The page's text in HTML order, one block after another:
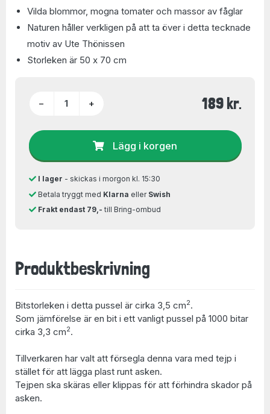
Vilda blommor, mogna tomater och massor av fåglar
Naturen håller verkligen på att ta över i detta tecknade
motiv av Ute Thönissen
Storleken är 50 x 70 cm
− + 189 kr.
Lägg i korgen
I lager - skickas i morgon kl. 15:30
Betala tryggt med Klarna eller Swish
Frakt endast 79,- till Bring-ombud
Produktbeskrivning
Bitstorleken i detta pussel är cirka 3,5 cm2.
Som jämförelse är en bit i ett vanligt pussel på 1000 bitar
cirka 3,3 cm2.
Tillverkaren har valt att försegla denna vara med tejp i
stället för att lägga plast runt asken.
Tejpen ska skäras eller klippas för att förhindra skador på
asken.